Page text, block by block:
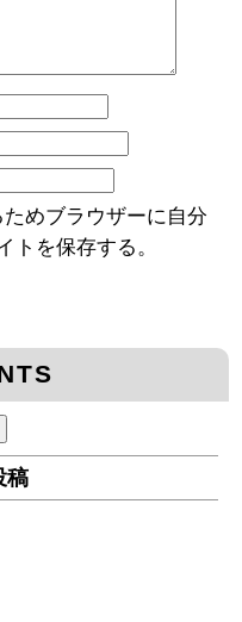
めブラウザーに自分
トを保存する。
稿